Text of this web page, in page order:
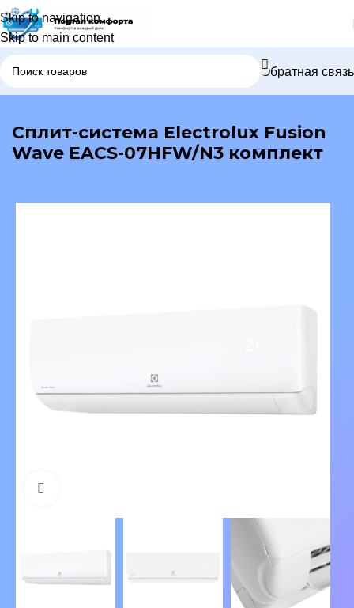
Skip to navigation
Skip to main content
Обратная связь
В каталог
Сплит-система Electrolux Fusion
Wave EACS-07HFW/N3 комплект